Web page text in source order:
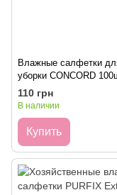
Влажные салфетки
уборки CONCORD
110 грн
В наличии
Купить